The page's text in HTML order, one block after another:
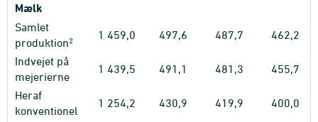
Mælk
Samlet
produktion2 1 459,0 497,6 487,7 462,2
Indvejet på
mejerierne
1 439,5 491,1 481,3 455,7
Heraf
konventionel
1 254,2 430,9 419,9 400,0